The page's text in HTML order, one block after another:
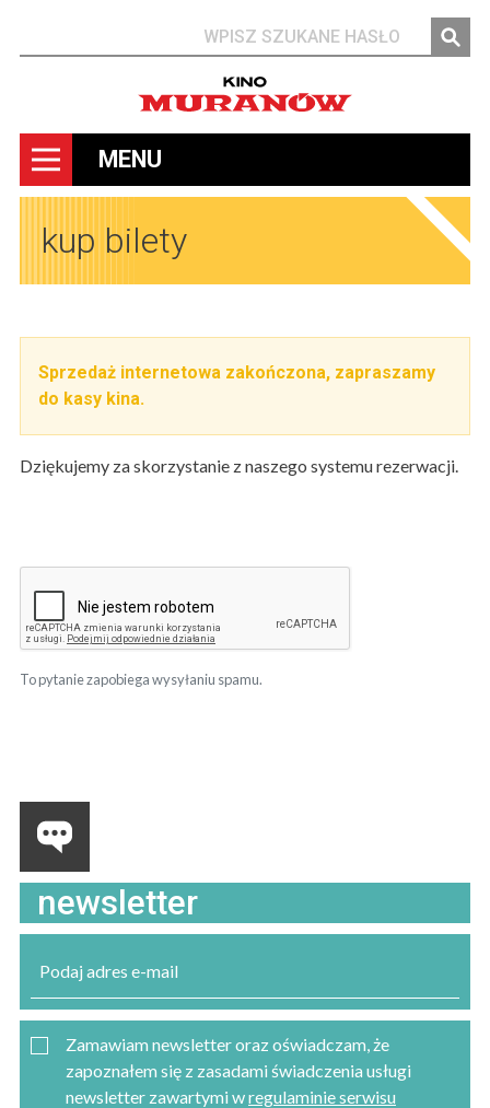
MENU
kup bilety
Sprzedaż internetowa zakończona, zapraszamy
do kasy kina.
Dziękujemy za skorzystanie z naszego systemu rezerwacji.
To pytanie zapobiega wysyłaniu spamu.
newsletter
Zamawiam newsletter oraz oświadczam, że
zapoznałem się z zasadami świadczenia usługi
newsletter zawartymi wregulaminie serwisu